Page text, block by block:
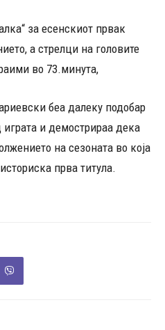
за есенскиот првак
а стрелци на головите
во 73.минута,
беа далеку подобар
и демострираа дека
на сезонaта во која
прва титула.